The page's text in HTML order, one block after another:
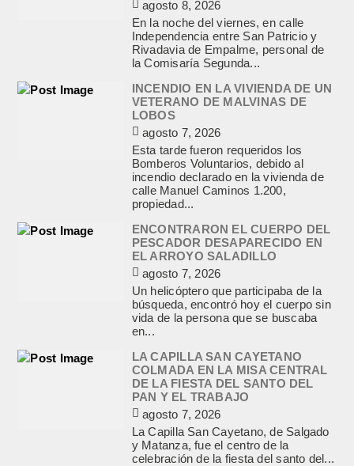
agosto 8, 2026
En la noche del viernes, en calle
Independencia entre San Patricio y
Rivadavia de Empalme, personal de
la Comisaría Segunda...
INCENDIO EN LA VIVIENDA DE UN
VETERANO DE MALVINAS DE
LOBOS
agosto 7, 2026
Esta tarde fueron requeridos los
Bomberos Voluntarios, debido al
incendio declarado en la vivienda de
calle Manuel Caminos 1.200,
propiedad...
ENCONTRARON EL CUERPO DEL
PESCADOR DESAPARECIDO EN
EL ARROYO SALADILLO
agosto 7, 2026
Un helicóptero que participaba de la
búsqueda, encontró hoy el cuerpo sin
vida de la persona que se buscaba
en...
LA CAPILLA SAN CAYETANO
COLMADA EN LA MISA CENTRAL
DE LA FIESTA DEL SANTO DEL
PAN Y EL TRABAJO
agosto 7, 2026
La Capilla San Cayetano, de Salgado
y Matanza, fue el centro de la
celebración de la fiesta del santo del...